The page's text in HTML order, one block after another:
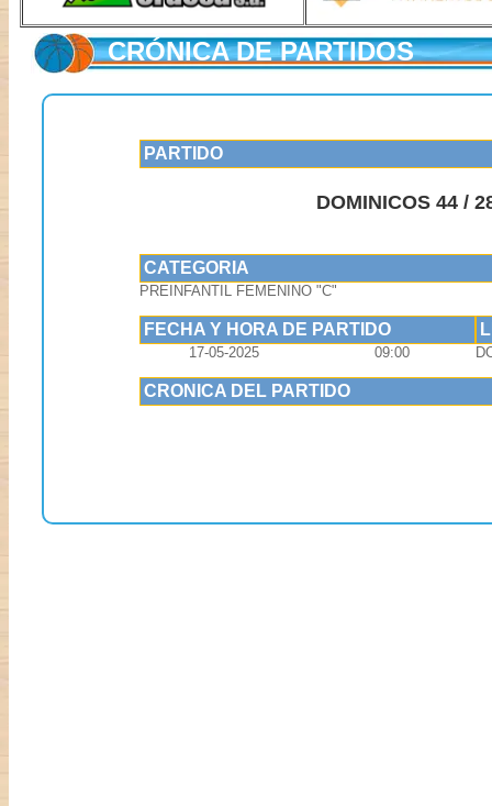
CRÓNICA DE PARTIDOS
PARTIDO
DOMINICOS 44 /
CATEGORIA
PREINFANTIL FEMENINO "C"
FECHA Y HORA DE PARTIDO
17-05-2025 09:00
CRONICA DEL PARTIDO